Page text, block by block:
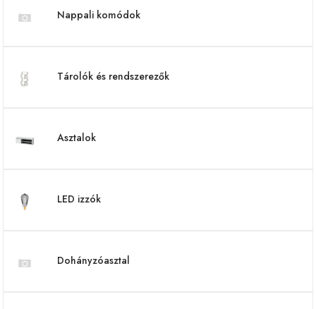
Nappali komódok
Tárolók és rendszerezők
Asztalok
LED izzók
Dohányzóasztal